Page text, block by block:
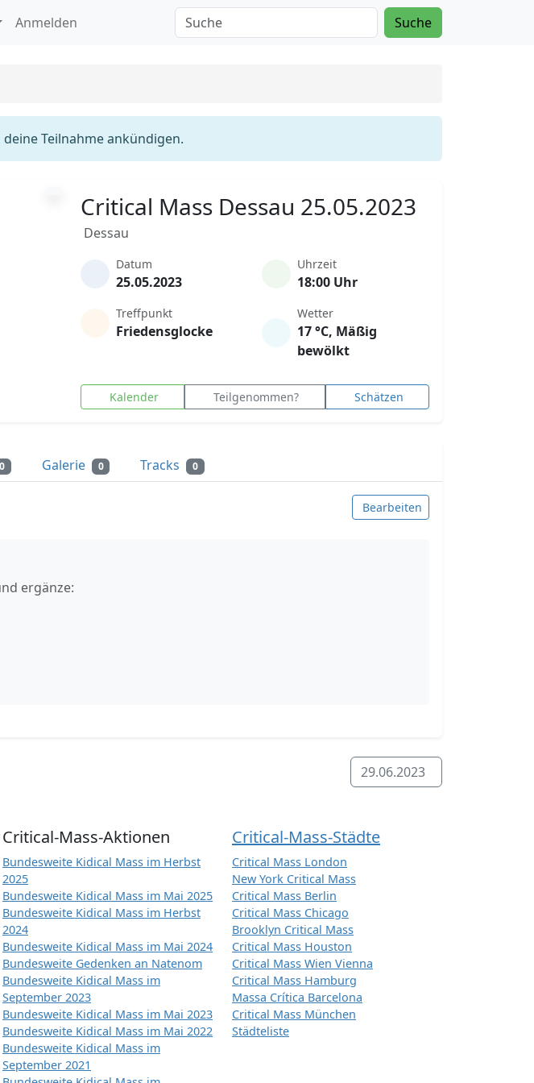
Anmelden Suche
Teilnahme ankündigen.
Critical Mass Dessau 25.05.2023
Dessau
Datum
25.05.2023
Uhrzeit
18:00 Uhr
Treffpunkt
Friedensglocke
Wetter
17 °C, Mäßig
bewölkt
Kalender Teilgenommen? Schätzen
0 Galerie 0 Tracks 0
Bearbeiten
ergänze:
29.06.2023
Critical-Mass-Aktionen
Bundesweite Kidical Mass im Herbst
2025
Bundesweite Kidical Mass im Mai 2025
Bundesweite Kidical Mass im Herbst
2024
Bundesweite Kidical Mass im Mai 2024
Bundesweite Gedenken an Natenom
Bundesweite Kidical Mass im
September 2023
Bundesweite Kidical Mass im Mai 2023
Bundesweite Kidical Mass im Mai 2022
Bundesweite Kidical Mass im
September 2021
Critical-Mass-Städte
Critical Mass London
New York Critical Mass
Critical Mass Berlin
Critical Mass Chicago
Brooklyn Critical Mass
Critical Mass Houston
Critical Mass Wien Vienna
Critical Mass Hamburg
Massa Crítica Barcelona
Critical Mass München
Städteliste